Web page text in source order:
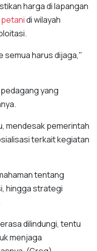
harga di lapangan
petanidi wilayah
semua harus dijaga,"
yang
mendesak pemerintah
terkait kegiatan
tentang
hingga strategi
dilindungi, tentu
menjaga